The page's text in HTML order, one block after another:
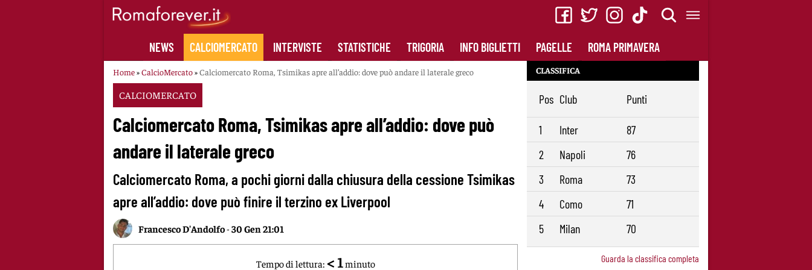
NEWS CALCIOMERCATO INTERVISTE STATISTICHE TRIGORIA INFO BIGLIETTI PAGELLE ROMA PRIMAVERA
Home»CalcioMercato»Calciomercato Roma, Tsimikas apre all’addio: dove può andare il laterale greco
CALCIOMERCATO
Calciomercato Roma, Tsimikas apre all’addio: dove può
andare il laterale greco
Calciomercato Roma, a pochi giorni dalla chiusura della cessione Tsimikas
apre all’addio: dove può finire il terzino ex Liverpool
Francesco D'Andolfo-30 Gen 21:01
Tempo di lettura: < 1 minuto
CLASSIFICA
Pos Club Punti
1 Inter
87
2
Napoli
76
3
Roma
73
4
Como
71
5
Milan 70
Guarda la classifica completa